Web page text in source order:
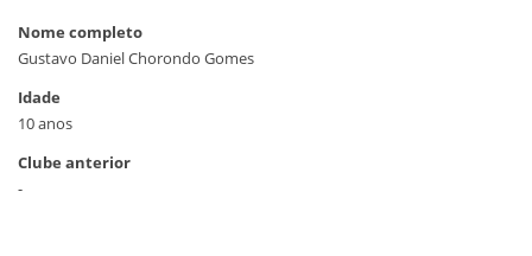
Nome completo
Gustavo Daniel Chorondo Gomes
Idade
10 anos
Clube anterior
-